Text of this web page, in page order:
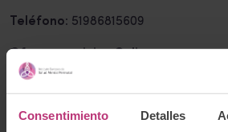
Consentimiento Detalles
Teléfono: 51986815609
Ofrece servicios Online
Volver al listado